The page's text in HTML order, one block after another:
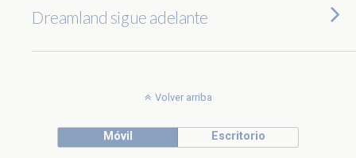
Dreamland sigue adelante
Volver arriba
Móvil Escritorio